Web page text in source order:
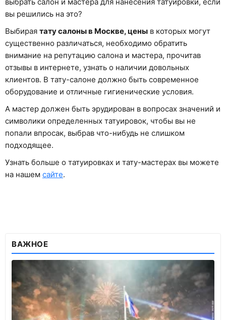
вы решились на это?
Выбирая тату салоны в Москве, цены в которых могут
существенно различаться, необходимо обратить
внимание на репутацию салона и мастера, прочитав
отзывы в интернете, узнать о наличии довольных
клиентов. В тату-салоне должно быть современное
оборудование и отличные гигиенические условия.
А мастер должен быть эрудирован в вопросах значений и
символики определенных татуировок, чтобы вы не
попали впросак, выбрав что-нибудь не слишком
подходящее.
Узнать больше о татуировках и тату-мастерах вы можете
на нашем сайте.
ВАЖНОЕ